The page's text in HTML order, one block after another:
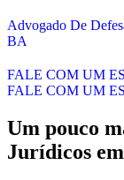
Advogado De
BA
FALE COM UM
FALE COM UM
Um pouco
Jurídicos em